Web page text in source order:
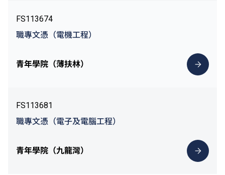
FS113674
職專文憑（電機工程）
青年學院（薄扶林）
FS113681
職專文憑（電子及電腦工程）
青年學院（九龍灣）